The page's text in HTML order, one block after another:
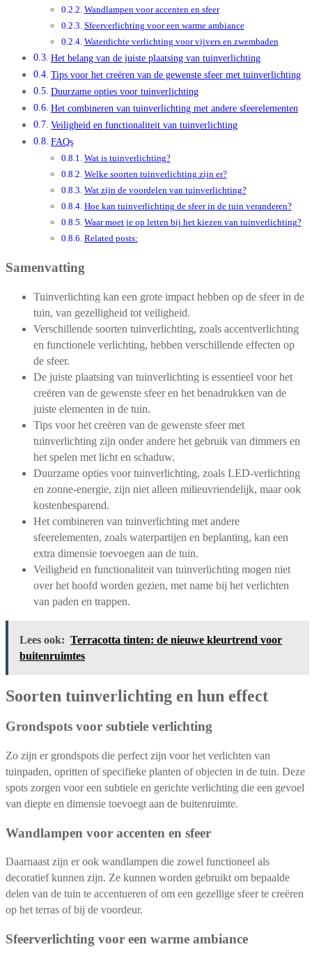
Wandlampen voor accenten en sfeer
Sfeerverlichting voor een warme ambiance
Waterdichte verlichting voor vijvers en zwembaden
Het belang van de juiste plaatsing van tuinverlichting
Tips voor het creëren van de gewenste sfeer met tuinverlichting
Duurzame opties voor tuinverlichting
Het combineren van tuinverlichting met andere sfeerelementen
Veiligheid en functionaliteit van tuinverlichting
FAQs
Wat is tuinverlichting?
Welke soorten tuinverlichting zijn er?
Wat zijn de voordelen van tuinverlichting?
Hoe kan tuinverlichting de sfeer in de tuin veranderen?
Waar moet je op letten bij het kiezen van tuinverlichting?
Related posts:
Samenvatting
Tuinverlichting kan een grote impact hebben op de sfeer in de
tuin, van gezelligheid tot veiligheid.
Verschillende soorten tuinverlichting, zoals accentverlichting
en functionele verlichting, hebben verschillende effecten op
de sfeer.
De juiste plaatsing van tuinverlichting is essentieel voor het
creëren van de gewenste sfeer en het benadrukken van de
juiste elementen in de tuin.
Tips voor het creëren van de gewenste sfeer met
tuinverlichting zijn onder andere het gebruik van dimmers en
het spelen met licht en schaduw.
Duurzame opties voor tuinverlichting, zoals LED-verlichting
en zonne-energie, zijn niet alleen milieuvriendelijk, maar ook
kostenbesparend.
Het combineren van tuinverlichting met andere
sfeerelementen, zoals waterpartijen en beplanting, kan een
extra dimensie toevoegen aan de tuin.
Veiligheid en functionaliteit van tuinverlichting mogen niet
over het hoofd worden gezien, met name bij het verlichten
van paden en trappen.
Lees ook: Terracotta tinten: de nieuwe kleurtrend voor
buitenruimtes
Soorten tuinverlichting en hun effect
Grondspots voor subtiele verlichting
Zo zijn er grondspots die perfect zijn voor het verlichten van
tuinpaden, opritten of specifieke planten of objecten in de tuin. Deze
spots zorgen voor een subtiele en gerichte verlichting die een gevoel
van diepte en dimensie toevoegt aan de buitenruimte.
Wandlampen voor accenten en sfeer
Daarnaast zijn er ook wandlampen die zowel functioneel als
decoratief kunnen zijn. Ze kunnen worden gebruikt om bepaalde
delen van de tuin te accentueren of om een gezellige sfeer te creëren
op het terras of bij de voordeur.
Sfeerverlichting voor een warme ambiance